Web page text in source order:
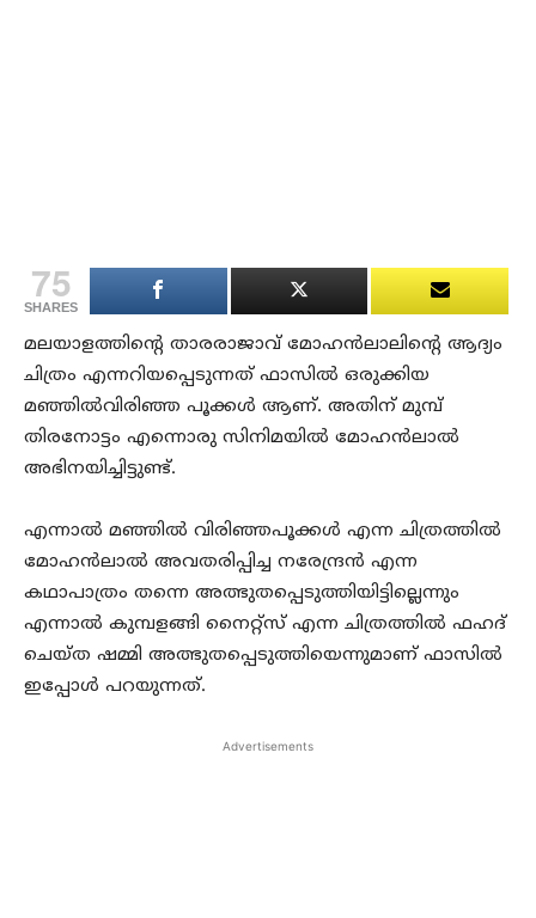
75
SHARES
മലയാളത്തിന്റെ താരരാജാവ് മോഹൻലാലിന്റെ ആദ്യം
ചിത്രം എന്നറിയപ്പെടുന്നത് ഫാസിൽ ഒരുക്കിയ
മഞ്ഞിൽവിരിഞ്ഞ പൂക്കൾ ആണ്. അതിന് മുമ്പ്
തിരനോട്ടം എന്നൊരു സിനിമയിൽ മോഹൻലാൽ
അഭിനയിച്ചിട്ടുണ്ട്.
എന്നാൽ മഞ്ഞിൽ വിരിഞ്ഞപൂക്കൾ എന്ന ചിത്രത്തിൽ
മോഹൻലാൽ അവതരിപ്പിച്ച നരേന്ദ്രൻ എന്ന
കഥാപാത്രം തന്നെ അത്ഭുതപ്പെടുത്തിയിട്ടില്ലെന്നും
എന്നാൽ കുമ്പളങ്ങി നൈറ്റ്സ് എന്ന ചിത്രത്തിൽ ഫഹദ്
ചെയ്ത ഷമ്മി അത്ഭുതപ്പെടുത്തിയെന്നുമാണ് ഫാസിൽ
ഇപ്പോൾ പറയുന്നത്.
Advertisements